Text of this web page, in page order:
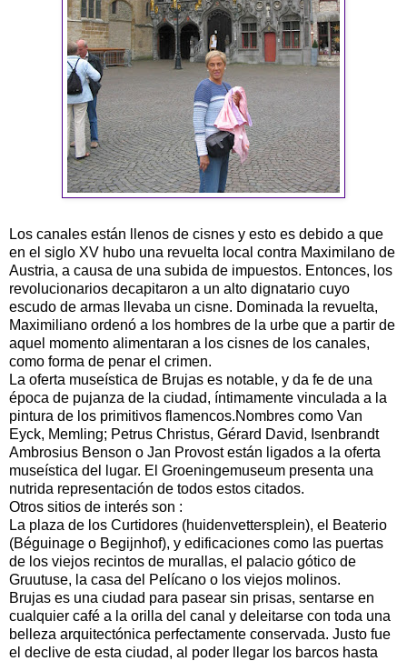
Los canales están llenos de cisnes y esto es debido a que
en el siglo XV hubo una revuelta local contra Maximilano de
Austria, a causa de una subida de impuestos. Entonces, los
revolucionarios decapitaron a un alto dignatario cuyo
escudo de armas llevaba un cisne. Dominada la revuelta,
Maximiliano ordenó a los hombres de la urbe que a partir de
aquel momento alimentaran a los cisnes de los canales,
como forma de penar el crimen.
La oferta museística de Brujas es notable, y da fe de una
época de pujanza de la ciudad, íntimamente vinculada a la
pintura de los primitivos flamencos.Nombres como Van
Eyck, Memling; Petrus Christus, Gérard David, Isenbrandt
Ambrosius Benson o Jan Provost están ligados a la oferta
museística del lugar. El Groeningemuseum presenta una
nutrida representación de todos estos citados.
Otros sitios de interés son :
La plaza de los Curtidores (huidenvettersplein), el Beaterio
(Béguinage o Begijnhof), y edificaciones como las puertas
de los viejos recintos de murallas, el palacio gótico de
Gruutuse, la casa del Pelícano o los viejos molinos.
Brujas es una ciudad para pasear sin prisas, sentarse en
cualquier café a la orilla del canal y deleitarse con toda una
belleza arquitectónica perfectamente conservada. Justo fue
el declive de esta ciudad, al poder llegar los barcos hasta